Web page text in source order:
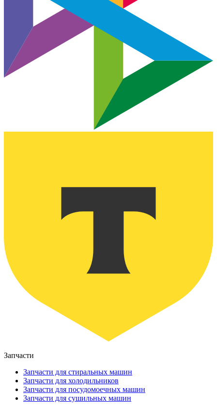
Запчасти
Запчасти для стиральных машин
Запчасти для холодильников
Запчасти для посудомоечных машин
Запчасти для сушильных машин